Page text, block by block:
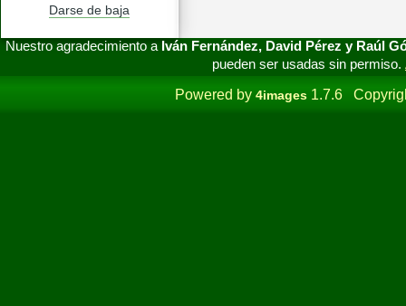
Darse de baja
Nuestro agradecimiento a Iván Fernández, David Pérez y Raúl
pueden ser usadas sin permiso.
Powered by 4images 1.7.6